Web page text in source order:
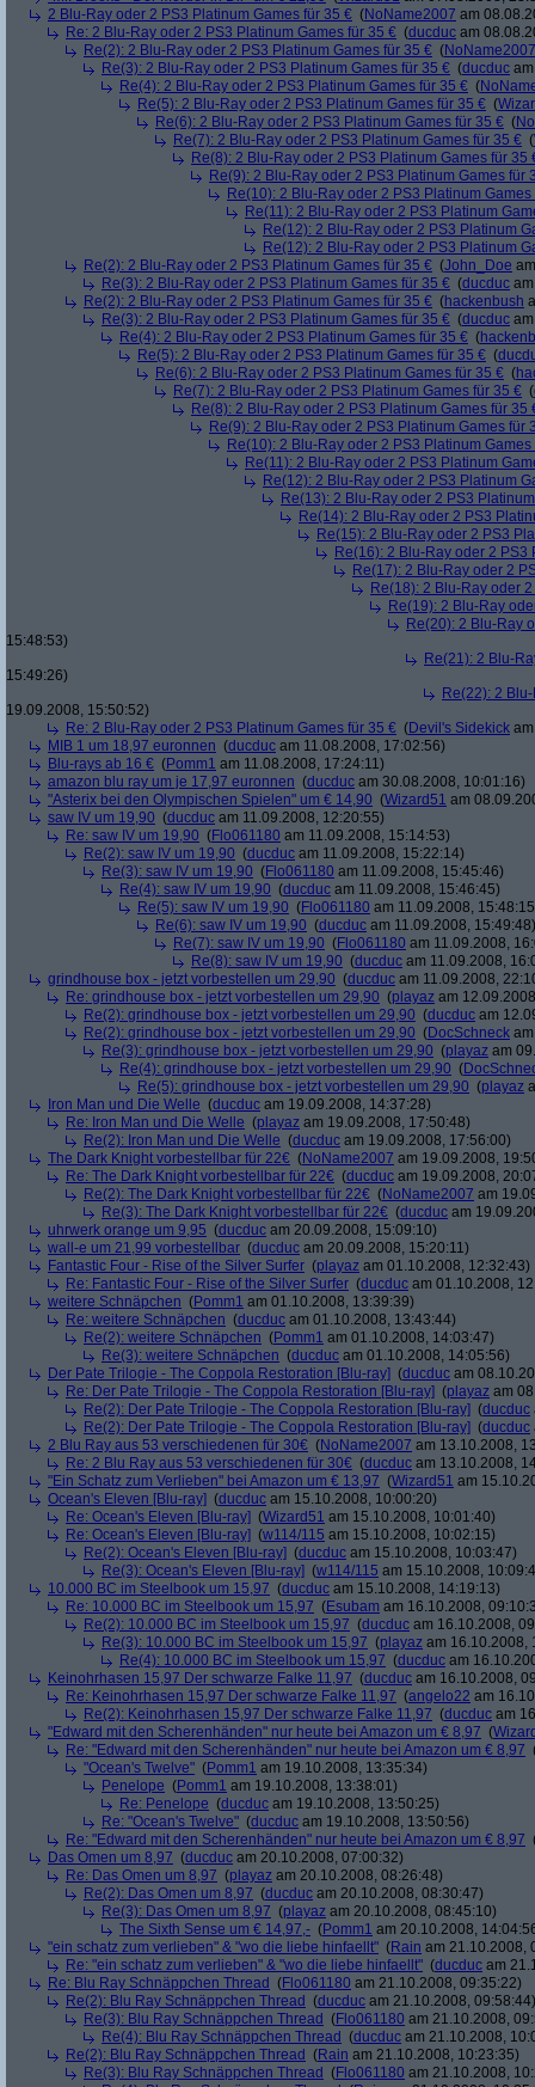
2 Blu-Ray oder 2 PS3 Platinum Games für 35 € (NoName2007 am
Re: 2 Blu-Ray oder 2 PS3 Platinum Games für 35 € (ducduc am
Re(2): 2 Blu-Ray oder 2 PS3 Platinum Games für 35 € (NoName2007
Re(3): 2 Blu-Ray oder 2 PS3 Platinum Games für 35 € (ducduc
Re(4): 2 Blu-Ray oder 2 PS3 Platinum Games für 35 € (
Re(5): 2 Blu-Ray oder 2 PS3 Platinum Games für 35 € (
Re(6): 2 Blu-Ray oder 2 PS3 Platinum Games für 35 € (
Re(7): 2 Blu-Ray oder 2 PS3 Platinum Games für 35 € (
Re(8): 2 Blu-Ray oder 2 PS3 Platinum Games für 35
Re(9): 2 Blu-Ray oder 2 PS3 Platinum Games für
Re(10): 2 Blu-Ray oder 2 PS3 Platinum Games
Re(11): 2 Blu-Ray oder 2 PS3 Platinum
Re(12): 2 Blu-Ray oder 2 PS3 Platinum
Re(12): 2 Blu-Ray oder 2 PS3 Platinum
Re(2): 2 Blu-Ray oder 2 PS3 Platinum Games für 35 € (John_Doe
Re(3): 2 Blu-Ray oder 2 PS3 Platinum Games für 35 € (ducduc
Re(2): 2 Blu-Ray oder 2 PS3 Platinum Games für 35 € (hackenbush
Re(3): 2 Blu-Ray oder 2 PS3 Platinum Games für 35 € (ducduc
Re(4): 2 Blu-Ray oder 2 PS3 Platinum Games für 35 € (
Re(5): 2 Blu-Ray oder 2 PS3 Platinum Games für 35 € (
Re(6): 2 Blu-Ray oder 2 PS3 Platinum Games für 35 € (
Re(7): 2 Blu-Ray oder 2 PS3 Platinum Games für 35 € (
Re(8): 2 Blu-Ray oder 2 PS3 Platinum Games für 35
Re(9): 2 Blu-Ray oder 2 PS3 Platinum Games für
Re(10): 2 Blu-Ray oder 2 PS3 Platinum Games
Re(11): 2 Blu-Ray oder 2 PS3 Platinum
Re(12): 2 Blu-Ray oder 2 PS3 Platinum
Re(13): 2 Blu-Ray oder 2 PS3
Re(14): 2 Blu-Ray oder 2 PS3
Re(15): 2 Blu-Ray oder 2 PS3
Re(16): 2 Blu-Ray oder 2 PS3
Re(17): 2 Blu-Ray oder 2
Re(18): 2 Blu-Ray oder
Re(19): 2 Blu-Ray
Re(20): 2 Blu-Ray
15:48:53)
Re(21): 2 Blu-
15:49:26)
Re(22): 2
19.09.2008, 15:50:52)
Re: 2 Blu-Ray oder 2 PS3 Platinum Games für 35 € (Devil's Sidekick
MIB 1 um 18,97 euronnen (ducduc am 11.08.2008, 17:02:56)
Blu-rays ab 16 € (Pomm1 am 11.08.2008, 17:24:11)
amazon blu ray um je 17,97 euronnen (ducduc am 30.08.2008, 10:01:16)
"Asterix bei den Olympischen Spielen" um € 14,90 (Wizard51 am
saw IV um 19,90 (ducduc am 11.09.2008, 12:20:55)
Re: saw IV um 19,90 (Flo061180 am 11.09.2008, 15:14:53)
Re(2): saw IV um 19,90 (ducduc am 11.09.2008, 15:22:14)
Re(3): saw IV um 19,90 (Flo061180 am 11.09.2008, 15:45:46)
Re(4): saw IV um 19,90 (ducduc am 11.09.2008, 15:46:45)
Re(5): saw IV um 19,90 (Flo061180 am 11.09.2008,
Re(6): saw IV um 19,90 (ducduc am 11.09.2008, 15:49:48)
Re(7): saw IV um 19,90 (Flo061180 am 11.09.2008,
Re(8): saw IV um 19,90 (ducduc am 11.09.2008,
grindhouse box - jetzt vorbestellen um 29,90 (ducduc am 11.09.2008,
Re: grindhouse box - jetzt vorbestellen um 29,90 (playaz am
Re(2): grindhouse box - jetzt vorbestellen um 29,90 (ducduc am
Re(2): grindhouse box - jetzt vorbestellen um 29,90 (DocSchneck
Re(3): grindhouse box - jetzt vorbestellen um 29,90 (playaz am
Re(4): grindhouse box - jetzt vorbestellen um 29,90 (
Re(5): grindhouse box - jetzt vorbestellen um 29,90 (playaz
Iron Man und Die Welle (ducduc am 19.09.2008, 14:37:28)
Re: Iron Man und Die Welle (playaz am 19.09.2008, 17:50:48)
Re(2): Iron Man und Die Welle (ducduc am 19.09.2008, 17:56:00)
The Dark Knight vorbestellbar für 22€ (NoName2007 am 19.09.2008,
Re: The Dark Knight vorbestellbar für 22€ (ducduc am 19.09.2008,
Re(2): The Dark Knight vorbestellbar für 22€ (NoName2007 am
Re(3): The Dark Knight vorbestellbar für 22€ (ducduc am
uhrwerk orange um 9,95 (ducduc am 20.09.2008, 15:09:10)
wall-e um 21,99 vorbestellbar (ducduc am 20.09.2008, 15:20:11)
Fantastic Four - Rise of the Silver Surfer (playaz am 01.10.2008, 12:32:43)
Re: Fantastic Four - Rise of the Silver Surfer (ducduc am 01.10.2008,
weitere Schnäpchen (Pomm1 am 01.10.2008, 13:39:39)
Re: weitere Schnäpchen (ducduc am 01.10.2008, 13:43:44)
Re(2): weitere Schnäpchen (Pomm1 am 01.10.2008, 14:03:47)
Re(3): weitere Schnäpchen (ducduc am 01.10.2008, 14:05:56)
Der Pate Trilogie - The Coppola Restoration [Blu-ray] (ducduc am
Re: Der Pate Trilogie - The Coppola Restoration [Blu-ray] (playaz am
Re(2): Der Pate Trilogie - The Coppola Restoration [Blu-ray] (ducduc
Re(2): Der Pate Trilogie - The Coppola Restoration [Blu-ray] (ducduc
2 Blu Ray aus 53 verschiedenen für 30€ (NoName2007 am 13.10.2008,
Re: 2 Blu Ray aus 53 verschiedenen für 30€ (ducduc am 13.10.2008,
"Ein Schatz zum Verlieben" bei Amazon um € 13,97 (Wizard51 am
Ocean's Eleven [Blu-ray] (ducduc am 15.10.2008, 10:00:20)
Re: Ocean's Eleven [Blu-ray] (Wizard51 am 15.10.2008, 10:01:40)
Re: Ocean's Eleven [Blu-ray] (w114/115 am 15.10.2008, 10:02:15)
Re(2): Ocean's Eleven [Blu-ray] (ducduc am 15.10.2008, 10:03:47)
Re(3): Ocean's Eleven [Blu-ray] (w114/115 am 15.10.2008,
10.000 BC im Steelbook um 15,97 (ducduc am 15.10.2008, 14:19:13)
Re: 10.000 BC im Steelbook um 15,97 (Esubam am 16.10.2008,
Re(2): 10.000 BC im Steelbook um 15,97 (ducduc am 16.10.2008,
Re(3): 10.000 BC im Steelbook um 15,97 (playaz am 16.10.2008,
Re(4): 10.000 BC im Steelbook um 15,97 (ducduc am
Keinohrhasen 15,97 Der schwarze Falke 11,97 (ducduc am 16.10.2008,
Re: Keinohrhasen 15,97 Der schwarze Falke 11,97 (angelo22 am
Re(2): Keinohrhasen 15,97 Der schwarze Falke 11,97 (ducduc am
"Edward mit den Scherenhänden" nur heute bei Amazon um € 8,97 (
Re: "Edward mit den Scherenhänden" nur heute bei Amazon um € 8,97
"Ocean's Twelve" (Pomm1 am 19.10.2008, 13:35:34)
Penelope (Pomm1 am 19.10.2008, 13:38:01)
Re: Penelope (ducduc am 19.10.2008, 13:50:25)
Re: "Ocean's Twelve" (ducduc am 19.10.2008, 13:50:56)
Re: "Edward mit den Scherenhänden" nur heute bei Amazon um € 8,97
Das Omen um 8,97 (ducduc am 20.10.2008, 07:00:32)
Re: Das Omen um 8,97 (playaz am 20.10.2008, 08:26:48)
Re(2): Das Omen um 8,97 (ducduc am 20.10.2008, 08:30:47)
Re(3): Das Omen um 8,97 (playaz am 20.10.2008, 08:45:10)
The Sixth Sense um € 14,97,- (Pomm1 am 20.10.2008,
"ein schatz zum verlieben" & "wo die liebe hinfaellt" (Rain am 21.10.2008,
Re: "ein schatz zum verlieben" & "wo die liebe hinfaellt" (ducduc am
Re: Blu Ray Schnäppchen Thread (Flo061180 am 21.10.2008, 09:35:22)
Re(2): Blu Ray Schnäppchen Thread (ducduc am 21.10.2008, 09:58:44)
Re(3): Blu Ray Schnäppchen Thread (Flo061180 am 21.10.2008,
Re(4): Blu Ray Schnäppchen Thread (ducduc am 21.10.2008,
Re(2): Blu Ray Schnäppchen Thread (Rain am 21.10.2008, 10:23:35)
Re(3): Blu Ray Schnäppchen Thread (Flo061180 am 21.10.2008,